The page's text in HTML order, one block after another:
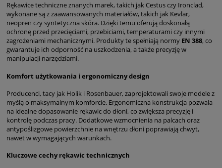
Rękawice techniczne znanych marek, takich jak Cestus czy Ironclad,
wykonane są z zaawansowanych materiałów, takich jak Kevlar,
neopren czy syntetyczna skóra. Dzięki temu oferują doskonałą
ochronę przed przecięciami, przebiciami, temperaturami czy innymi
zagrożeniami mechanicznymi. Produkty te spełniają normy EN 388, co
gwarantuje ich odporność na uszkodzenia, a także precyzję w
manipulacji narzędziami.
Komfort użytkowania i ergonomiczny design
Producenci, tacy jak Holik i Rosenbauer, zaprojektowali swoje modele z
myślą o maksymalnym komforcie. Ergonomiczna konstrukcja pozwala
na idealne dopasowanie rękawic do dłoni, co zwiększa precyzję i
kontrolę podczas pracy. Dodatkowe wzmocnienia na palcach oraz
antypoślizgowe powierzchnie na wnętrzu dłoni poprawiają chwyt,
nawet w wymagających warunkach.
Kluczowe cechy rękawic technicznych